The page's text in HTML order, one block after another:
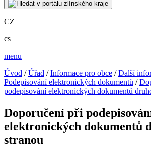
CZ
cs
menu
Úvod /Úřad /Informace pro obce /Další
Podepisování elektronických dokumentů /
podepisování elektronických dokumentů
Doporučení při
elektronických dokumentů
stranou